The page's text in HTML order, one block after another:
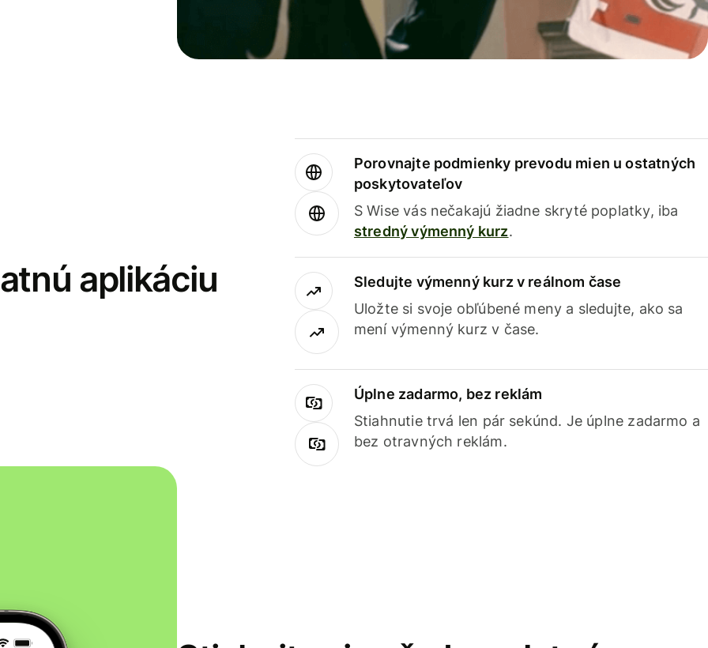
aplikáciu
Porovnajte podmienky prevodu mien u ostatných
poskytovateľov
S Wise vás nečakajú žiadne skryté poplatky, iba
stredný výmenný kurz.
Sledujte výmenný kurz v reálnom čase
Uložte si svoje obľúbené meny a sledujte, ako sa
mení výmenný kurz v čase.
Úplne zadarmo, bez reklám
Stiahnutie trvá len pár sekúnd. Je úplne zadarmo a
bez otravných reklám.